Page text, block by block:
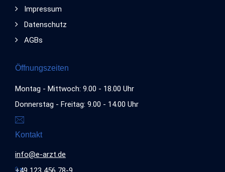
Impressum
Datenschutz
AGBs
Öffnungszeiten
Montag - Mittwoch: 9.00 - 18.00 Uhr
Donnerstag - Freitag: 9.00 - 14.00 Uhr
Kontakt
info@e-arzt.de